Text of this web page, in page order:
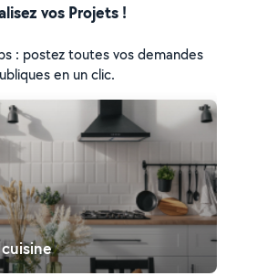
vos Projets !
: postez toutes vos demandes
en un clic.